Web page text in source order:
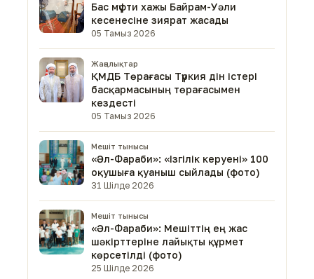
Бас мүфти хажы Байрам-Уәли
кесенесіне зиярат жасады
05 Тамыз 2026
Жаңалықтар
ҚМДБ Төрағасы Түркия дін істері
басқармасының төрағасымен
кездесті
05 Тамыз 2026
Мешіт тынысы
«Әл-Фараби»: «Ізгілік керуені» 100
оқушыға қуаныш сыйлады (фото)
31 Шілде 2026
Мешіт тынысы
«Әл-Фараби»: Мешіттің ең жас
шәкірттеріне лайықты құрмет
көрсетілді (фото)
25 Шілде 2026